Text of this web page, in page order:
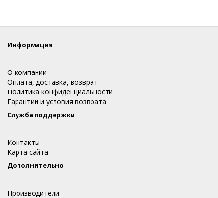
Информация
О компании
Оплата, доставка, возврат
Политика конфиденциальности
Гарантии и условия возврата
Служба поддержки
Контакты
Карта сайта
Дополнительно
Производители